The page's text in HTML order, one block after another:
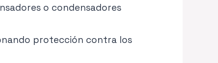
o condensadores
protección contra los